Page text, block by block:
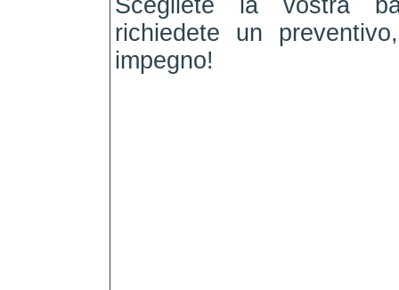
Scegliete la vostra
richiedete un
impegno!